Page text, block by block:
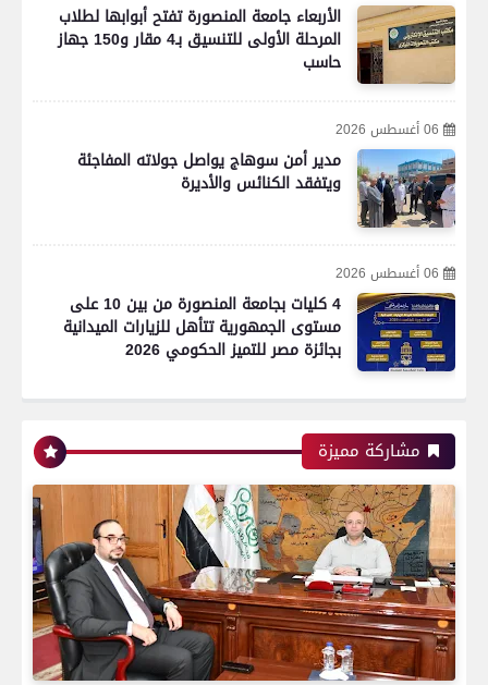
الأربعاء جامعة المنصورة تفتح أبوابها لطلاب
المرحلة الأولى للتنسيق بـ4 مقار و150 جهاز
حاسب
06 أغسطس 2026
مدير أمن سوهاج يواصل جولاته المفاجئة
ويتفقد الكنائس والأديرة
06 أغسطس 2026
4 كليات بجامعة المنصورة من بين 10 على
مستوى الجمهورية تتأهل للزيارات الميدانية
بجائزة مصر للتميز الحكومي 2026
مشاركة مميزة
اتحاد العاصمة الجزائرى بطلاً لكأس الكونفدرالية
الإفريقية للمرة الثانية في تاريخه
رياضة